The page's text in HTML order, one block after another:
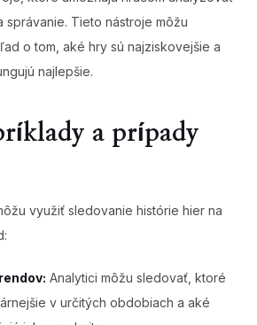
správanie. Tieto nástroje môžu
o tom, aké hry sú najziskovejšie a
najlepšie.
a prípady
využiť sledovanie histórie hier na
Analytici môžu sledovať, ktoré
v určitých obdobiach a aké